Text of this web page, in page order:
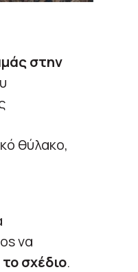
στην
θύλακο,
να
σχέδιο.